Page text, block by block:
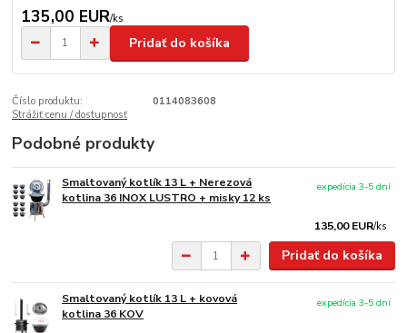
135,00 EUR/ks
Pridať do košíka
Číslo produktu:
0114083608
Strážiť cenu / dostupnosť
Podobné produkty
Smaltovaný kotlík 13 L + Nerezová
kotlina 36 INOX LUSTRO + misky 12 ks
135,00 EUR/ks
expedícia 3-5 dní
Pridať do košíka
Smaltovaný kotlík 13 L + kovová
kotlina 36 KOV
expedícia 3-5 dní